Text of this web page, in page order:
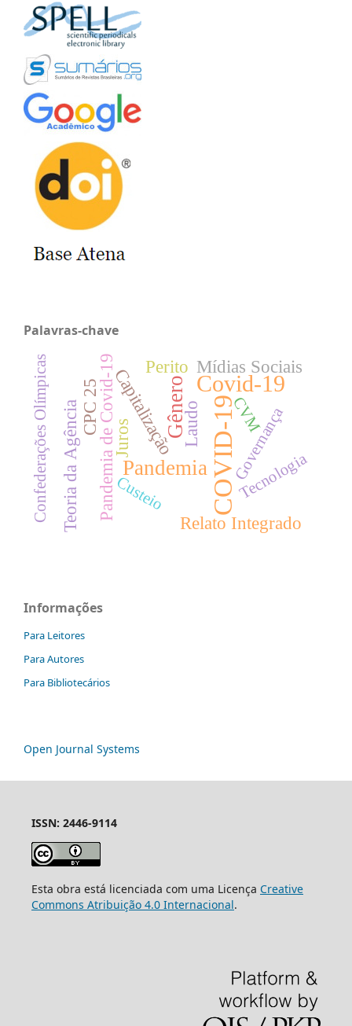
Palavras-chave
COVID-19
Covid-19
Gênero
Pandemia
Pandemia de Covid-19Capitalização
Juros Laudo
Perito
Relato Integrado
CPC 25
Mídias Sociais
Teoria da Agência Governança
Confederações Olímpicas Custeio Tecnologia
CVM
Informações
Para Leitores
Para Autores
Para Bibliotecários
Open Journal Systems
ISSN: 2446-9114
Esta obra está licenciada com uma Licença Creative
Commons Atribuição 4.0 Internacional.